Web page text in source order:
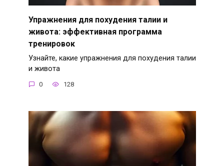
Упражнения для похудения талии и
живота: эффективная программа
тренировок
Узнайте, какие упражнения для похудения талии
и живота
0 128